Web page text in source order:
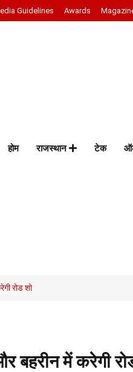
Guidelines Awards
होम राजस्थान टेक
रोड शो
बहरीन में करेगी